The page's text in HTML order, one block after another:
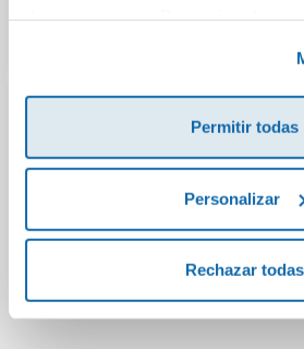
Permitir todas
Personalizar
Rechazar todas
volume 2
19,74€
La
seres